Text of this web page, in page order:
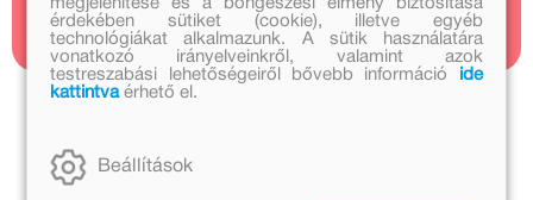
2 cikk
Bartos Erika további művei
érdekében sütiket (cookie), illetve egyéb
technológiákat alkalmazunk. A sütik használatára
vonatkozó irányelveinkről, valamint azok
testreszabási lehetőségeiről bővebb információ
ide
kattintvaérhető el.
Beállítások